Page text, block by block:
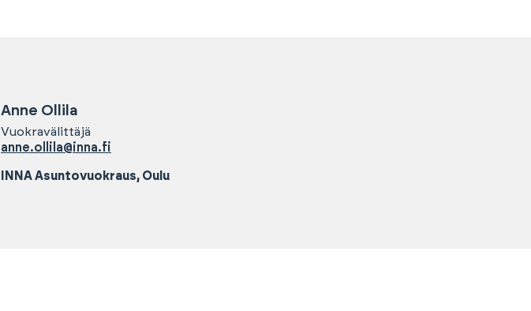
Anne Ollila
Vuokravälittäjä
anne.ollila@inna.fi
INNA Asuntovuokraus, Oulu